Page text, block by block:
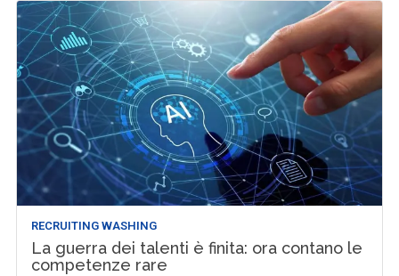
RECRUITING WASHING
La guerra dei talenti è finita: ora contano le
competenze rare